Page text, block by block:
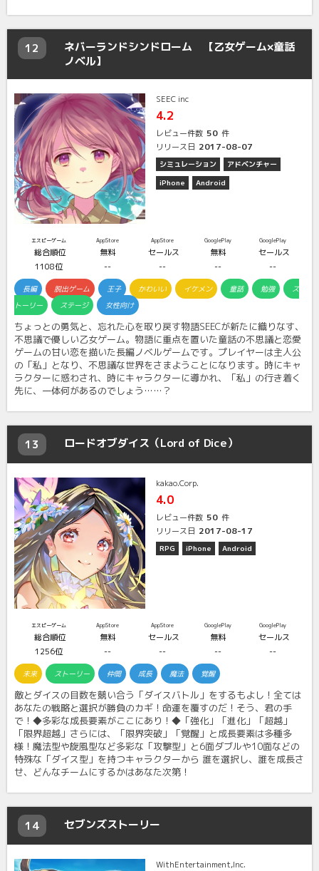
12
ネバーランドシンドローム 【乙女ゲーム×童話
ノベル】
SEEC inc
4.2
レビュー件数 50 件
リリース日 2017-08-07
シミュレーション
アドベンチャー
iPhone
Android
エスピーゲーム
総合順位
1108位
AppStore
無料
--
AppStore
セールス
--
GooglePlay
無料
--
GooglePlay
セールス
--
長編 脱出ゲーム 王子 かわいい イケメン 童話 勉強
ス
トーリー
ステージ 女性向け
ちょっとの勇気と、忘れた心を取り戻す物語SEECが新たに織りなす、
不思議で優しい乙女ゲーム。物語に重点を置いた童話の不思議と恋愛
ゲームの甘い恋を描いた長編ノベルゲームです。プレイヤーは主人公
の「私」となり、不思議な世界をさまようことになります。時にキャ
ラクターに惑わされ、時にキャラクターに導かれ、「私」の行き着く
先に、一体何があるのでしょう……？
13 ロードオブダイス（Lord of Dice）
kakao.Corp.
4.0
レビュー件数 50 件
リリース日 2017-08-17
RPG iPhone Android
エスピーゲーム
総合順位
1256位
AppStore
無料
--
AppStore
セールス
--
GooglePlay
無料
--
GooglePlay
セールス
--
未来 ストーリー 仲間 成長 魔法 覚醒
敵とダイスの目数を競い合う「ダイスバトル」をするもよし！全ては
あなたの戦略と選択が勝負のカギ！命運を覆すのだ！そう、君の手
で！◆多彩な成長要素がここにあり！◆「強化」「進化」「超越」
「限界超越」さらには、「限界突破」「覚醒」と成長要素は多種多
様！魔法型や旋風型など多彩な「攻撃型」と6面ダブルや10面などの
特殊な「ダイス型」を持つキャラクターから 誰を選択し、誰を成長さ
せ、どんなチームにするかはあなた次第！
14 セブンズストーリー
WithEntertainment,Inc.